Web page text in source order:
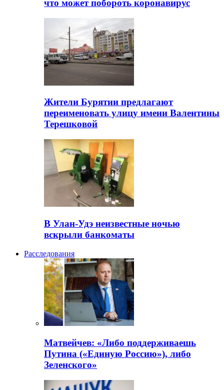
что может побороть коронавирус
Жители Бурятии предлагают
переименовать улицу имени Валентины
Терешковой
В Улан-Удэ неизвестные ночью
вскрыли банкоматы
Расследования
Матвейчев: «Либо поддерживаешь
Путина («Единую Россию»), либо
Зеленского»